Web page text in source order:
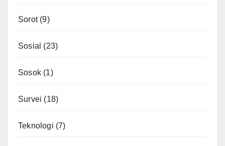
Sorot(9)
Sosial (23)
Sosok (1)
Survei (18)
Teknologi (7)